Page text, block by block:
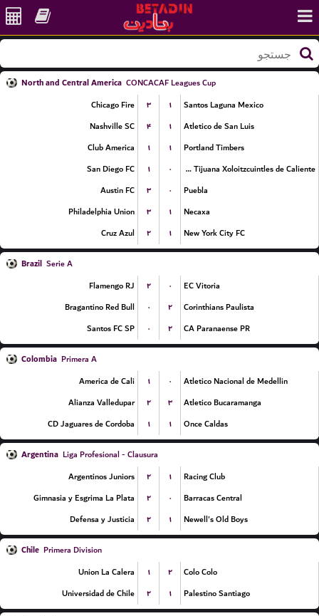
North and Central America CONCACAF Leagues Cup
Chicago Fire
۳ ۱
Santos Laguna Mexico
Nashville SC
۴ ۱
Atletico de San Luis
Club America
۱ ۱
Portland Timbers
San Diego FC
۱ ۰
Club Tijuana Xoloitzcuintles de Caliente
Austin FC
۳ ۰
Puebla
Philadelphia Union
۳ ۱
Necaxa
Cruz Azul
۲ ۱ New York City FC
Brazil Serie A
Flamengo RJ
۲ ۰
EC Vitoria
Bragantino Red Bull
۰ ۲
Corinthians Paulista
Santos FC SP
۰ ۲ CA Paranaense PR
Colombia Primera A
America de Cali
۱ ۰
Atletico Nacional de Medellin
Alianza Valledupar
۲ ۳
Atletico Bucaramanga
CD Jaguares de Cordoba
۱ ۱ Once Caldas
Argentina Liga Profesional - Clausura
Argentinos Juniors
۲ ۱
Racing Club
Gimnasia y Esgrima La Plata
۲ ۰
Barracas Central
Defensa y Justicia
۲ ۱ Newell's Old Boys
Chile Primera Division
Union La Calera
۱ ۲
Colo Colo
Universidad de Chile
۲ ۱ Palestino Santiago